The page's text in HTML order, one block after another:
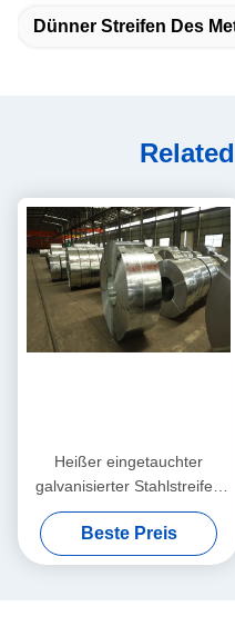
Dünner Streifen Des
Heißer eingetauchter
galvanisierter Stahlstreifen
SGCH 30g verzinken
überzogenen Stahl für
industrielle Instrumente
Beste Preis